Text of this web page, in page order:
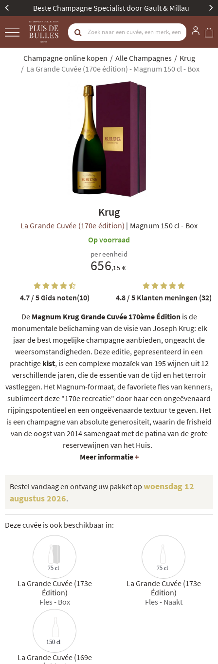
Beste Champagne Specialist door Gault & Millau
Champagne online kopen Alle Champagnes
Krug
La Grande Cuvée (170e édition) - Magnum 150 cl - Box
Krug
La Grande Cuvée (170e édition) | Magnum 150 cl- Box
Op voorraad
De Magnum Krug Grande Cuvée 170ème Éditionis de
monumentale belichaming van de visie van Joseph Krug: elk
jaar de best mogelijke champagne aanbieden, ongeacht de
weersomstandigheden. Deze editie, gepresenteerd in een
prachtige kist, is een complexe mozaïek van 195 wijnen uit 12
verschillende jaren, die de essentie van de tijd en het terroir
vastleggen. Het Magnum-formaat, de favoriete fles van kenners,
sublimeert deze "170e recreatie" door haar een ongeëvenaard
rijpingspotentieel en een ongeëvenaarde textuur te geven. Het
is een champagne van absolute generositeit, waarin de frisheid
van de oogst van 2014 samengaat met de patina van de grote
reservewijnen van het Huis.
Meer informatie+
per eenheid
656,15 €
4.7 / 5Gids noten(10) 4.8 / 5Klanten meningen (32)
Bestel vandaag en ontvang uw pakket op woensdag 12
augustus 2026.
Deze cuvée is ook beschikbaar in:
75 cl
La Grande Cuvée (173e
Édition)
Fles - Box
75 cl
La Grande Cuvée (173e
Édition)
Fles - Naakt
150 cl
La Grande Cuvée (169e